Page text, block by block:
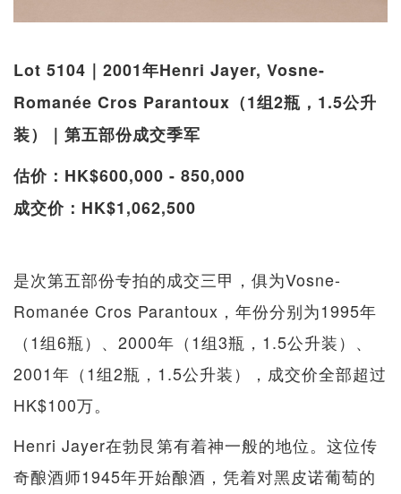
Lot 5104｜2001年Henri Jayer, Vosne-
Romanée Cros Parantoux（1组2瓶，1.5公升
装）｜第五部份成交季军
估价：HK$600,000 - 850,000
成交价：HK$1,062,500
是次第五部份专拍的成交三甲，俱为Vosne-
Romanée Cros Parantoux，年份分别为1995年
（1组6瓶）、2000年（1组3瓶，1.5公升装）、
2001年（1组2瓶，1.5公升装），成交价全部超过
HK$100万。
Henri Jayer在勃艮第有着神一般的地位。这位传
奇酿酒师1945年开始酿酒，凭着对黑皮诺葡萄的